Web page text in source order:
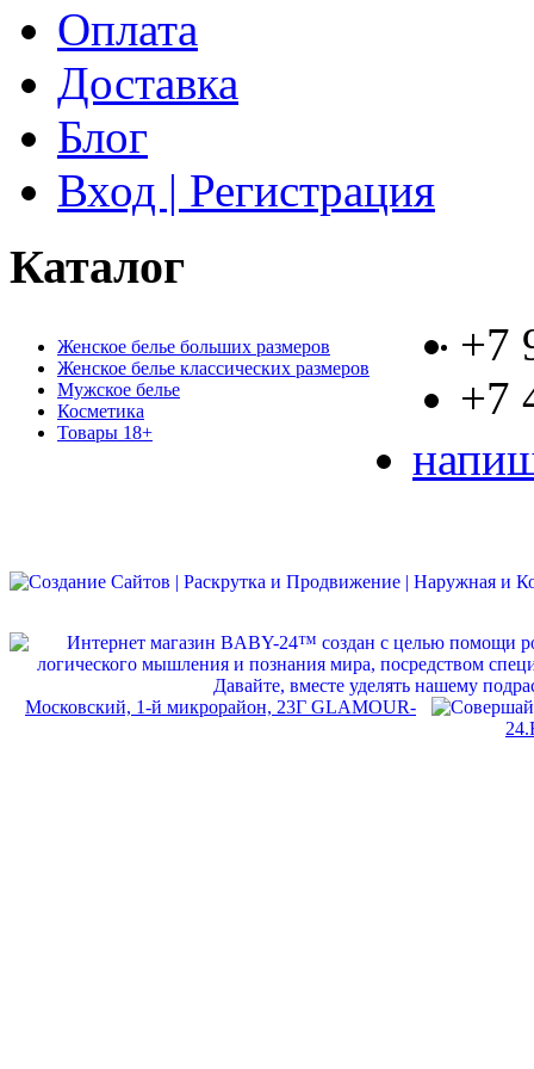
Оплата
Доставка
Блог
Вход | Регистрация
Каталог
Женское белье больших размеров
Женское белье классических размеров
Мужское белье
Косметика
Товары 18+
+7
+7
Московский, 1-й микрорайон, 23Г GLAMOUR-